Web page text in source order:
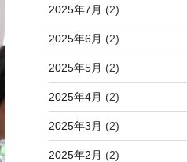
2025年7月 (2)
2025年6月 (2)
2025年5月 (2)
2025年4月 (2)
2025年3月 (2)
2025年2月 (2)